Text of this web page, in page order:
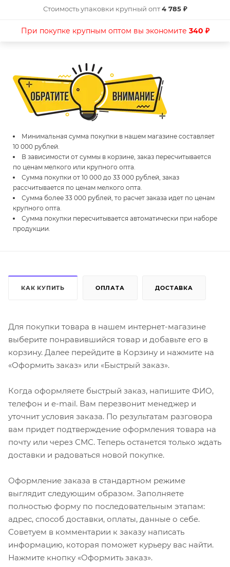
Стоимость упаковки крупный опт4 785 ₽
При покупке крупным оптом вы экономите 340 ₽
Минимальная сумма покупки в нашем магазине составляет
10 000 рублей.
В зависимости от суммы в корзине, заказ пересчитывается
по ценам мелкого или крупного опта.
Сумма покупки от 10 000 до 33 000 рублей, заказ
рассчитывается по ценам мелкого опта.
Сумма более 33 000 рублей, то расчет заказа идет по ценам
крупного опта.
Сумма покупки пересчитывается автоматически при наборе
продукции.
КАК КУПИТЬ ОПЛАТА ДОСТАВКА
Для покупки товара в нашем интернет-магазине
выберите понравившийся товар и добавьте его в
корзину. Далее перейдите в Корзину и нажмите на
«Оформить заказ» или «Быстрый заказ».
Когда оформляете быстрый заказ, напишите ФИО,
телефон и e-mail. Вам перезвонит менеджер и
уточнит условия заказа. По результатам разговора
вам придет подтверждение оформления товара на
почту или через СМС. Теперь останется только ждать
доставки и радоваться новой покупке.
Оформление заказа в стандартном режиме
выглядит следующим образом. Заполняете
полностью форму по последовательным этапам:
адрес, способ доставки, оплаты, данные о себе.
Советуем в комментарии к заказу написать
информацию, которая поможет курьеру вас найти.
Нажмите кнопку «Оформить заказ».